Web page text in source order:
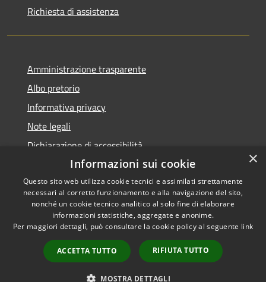
Richiesta di assistenza
Amministrazione trasparente
Albo pretorio
Informativa privacy
Note legali
Dichiarazione di accessibilità
Accessibilità
Privacy
Mappa del sito
Feedback accessibilità
Copyright © 2026 • Comune di
Visco • Powered by
Municipium
Accesso
redazione
×
Informazioni sui cookie
Questo sito web utilizza cookie tecnici e assimilati strettamente
necessari al corretto funzionamento e alla navigazione del sito,
nonché un cookie tecnico analitico al solo fine di elaborare
informazioni statistiche, aggregate e anonime.
Per maggiori dettagli, può consultare la cookie policy al seguente link
ACCETTA TUTTO RIFIUTA TUTTO
MOSTRA DETTAGLI